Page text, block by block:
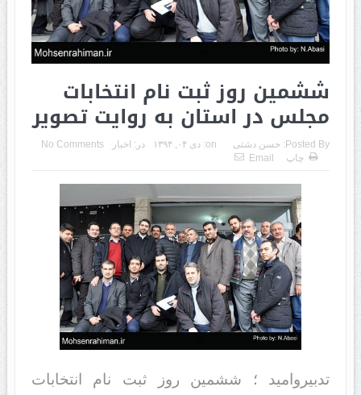
ششمین روز ثبت نام انتخابات
مجلس در استان به روایت تصویر
Posted By: حسن دشتی on: دی ۰۴, ۱۳۹۴ در: اخبار
No Comments
چاپ
Email
تدبیروامید ؛ ششمین روز ثبت نام انتخابات